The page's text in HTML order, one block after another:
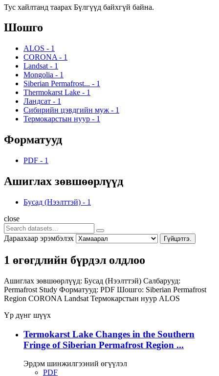
Тус хайлтанд таарах Бүлгүүд байхгүй байна.
Шошго
ALOS - 1
CORONA - 1
Landsat - 1
Mongolia - 1
Siberian Permafrost... - 1
Thermokarst Lake - 1
Ландсат - 1
Сибирийн цэвдгийн муж - 1
Термокарстын нуур - 1
Форматууд
PDF - 1
Ашиглах зөвшөөрлүүд
Бусад (Нээлттэй) - 1
close
Дараахаар эрэмбэлэх Гүйцэтгэ.
1 өгөгдлийн бүрдэл олдлоо
Ашиглах зөвшөөрлүүд: Бусад (Нээлттэй) Салбарууд:
Permafrost Study Форматууд: PDF Шошго: Siberian Permafrost
Region CORONA Landsat Термокарстын нуур ALOS
Үр дүнг шүүх
Termokarst Lake Changes in the Southern
Fringe of Siberian Permafrost Region ...
Эрдэм шинжилгээний өгүүлэл
PDF